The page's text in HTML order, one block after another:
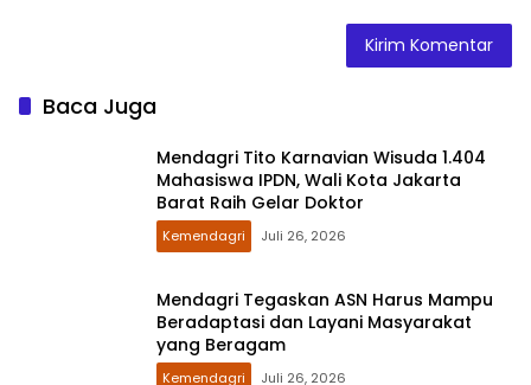
Baca Juga
Mendagri Tito Karnavian Wisuda 1.404
Mahasiswa IPDN, Wali Kota Jakarta
Barat Raih Gelar Doktor
Kemendagri Juli 26, 2026
Mendagri Tegaskan ASN Harus Mampu
Beradaptasi dan Layani Masyarakat
yang Beragam
Kemendagri Juli 26, 2026